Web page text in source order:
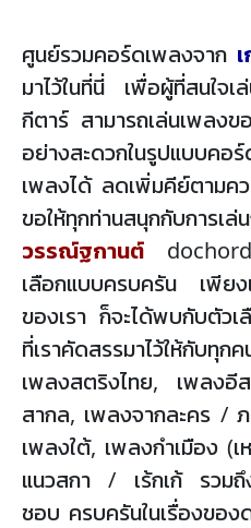
ศูนย์รวมคอร์ดเพลงจาก
มาไว้ในที่นี่ เพื่อผู้ที่สนใจ
กีตาร์ สามารถเล่นเพลงข
อย่างสะดวกในรูปแบบคอ
เพลงได้ ลดเพิ่มคีย์ตามค
ขอให้ทุกท่านสนุกกับการ
วรรณ์ฐกานต์
เลือกแบบครบครัน เพีย
ของเรา ก็จะได้พบกับตัว
ที่เราคัดสรรมาไว้ให้กับทุ
เพลงสตริงไทย, เพลง
สากล, เพลงจากละคร /
เพลงใต้, เพลงกำเมือง (
แนวสกา / เร้กเก้ รวมถึ
ชอบ ครบครันในเรื่องขอ